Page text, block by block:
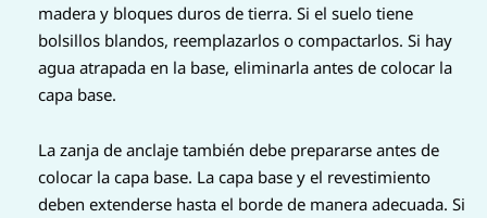
madera y bloques duros de tierra. Si el suelo tiene
bolsillos blandos, reemplazarlos o compactarlos. Si hay
agua atrapada en la base, eliminarla antes de colocar la
capa base.
La zanja de anclaje también debe prepararse antes de
colocar la capa base. La capa base y el revestimiento
deben extenderse hasta el borde de manera adecuada. Si